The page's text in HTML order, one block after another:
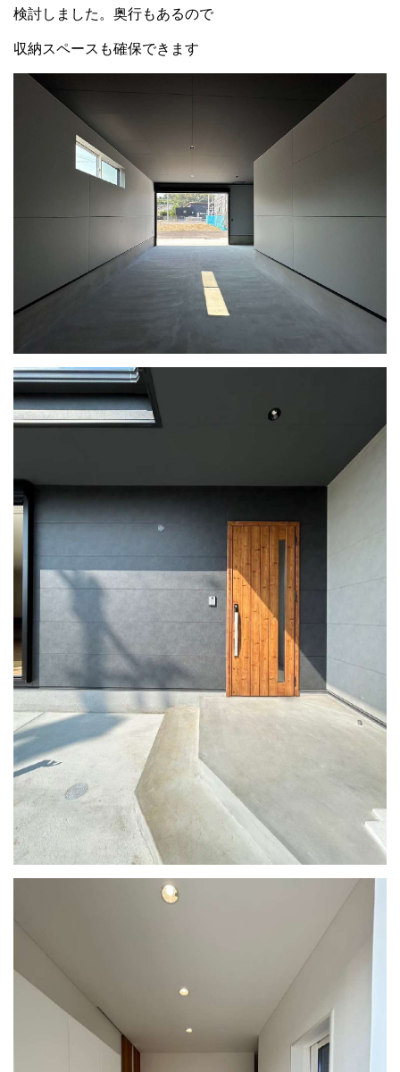
検討しました。奥行もあるので
収納スペースも確保できます